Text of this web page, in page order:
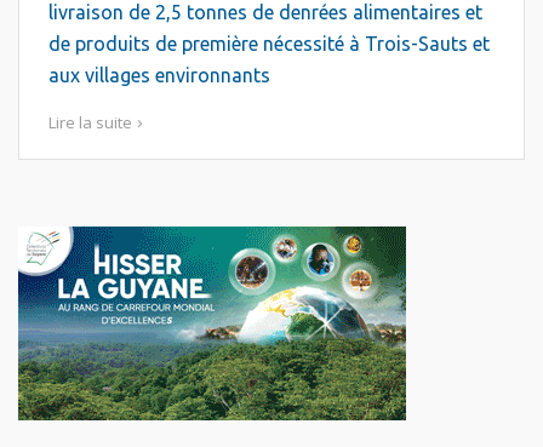
livraison de 2,5 tonnes de denrées alimentaires et
de produits de première nécessité à Trois-Sauts et
aux villages environnants
Lire la suite